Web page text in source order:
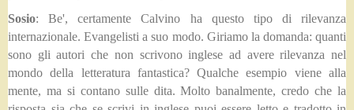
Sosio: Be', certamente Calvino ha questo tipo di rilevanza
internazionale. Evangelisti a suo modo. Giriamo la domanda: quanti
sono gli autori che non scrivono inglese ad avere rilevanza nel
mondo della letteratura fantastica? Qualche esempio viene alla
mente, ma si contano sulle dita. Molto banalmente, credo che la